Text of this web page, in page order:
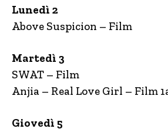
Lunedì 2
Above Suspicion – Film
Martedì 3
SWAT – Film
Anjia – Real Love Girl – Film
Giovedì 5